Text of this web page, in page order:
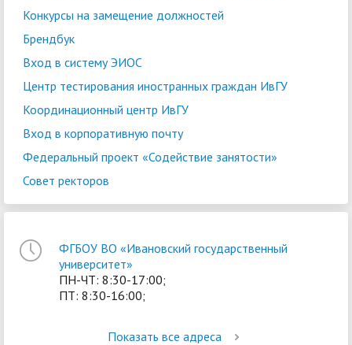
Конкурсы на замещение должностей
Брендбук
Вход в систему ЭИОС
Центр тестирования иностранных граждан ИвГУ
Координационный центр ИвГУ
Вход в корпоративную почту
Федеральный проект «Содействие занятости»
Совет ректоров
ФГБОУ ВО «Ивановский государственный
университет»
ПН-ЧТ: 8:30-17:00;
ПТ: 8:30-16:00;
Показать все адреса